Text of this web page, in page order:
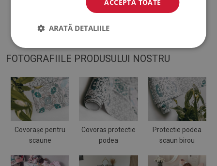
tare. Când este plasat pe o suprafață moale, se poate îndoi și
se poate deplasa.
FOTOGRAFIILE PRODUSULUI NOSTRU
Covorașe pentru
scaune
Covoras protectie
podea
Protectie podea
scaun birou
ACCEPTĂ TOATE
ARATĂ DETALIILE